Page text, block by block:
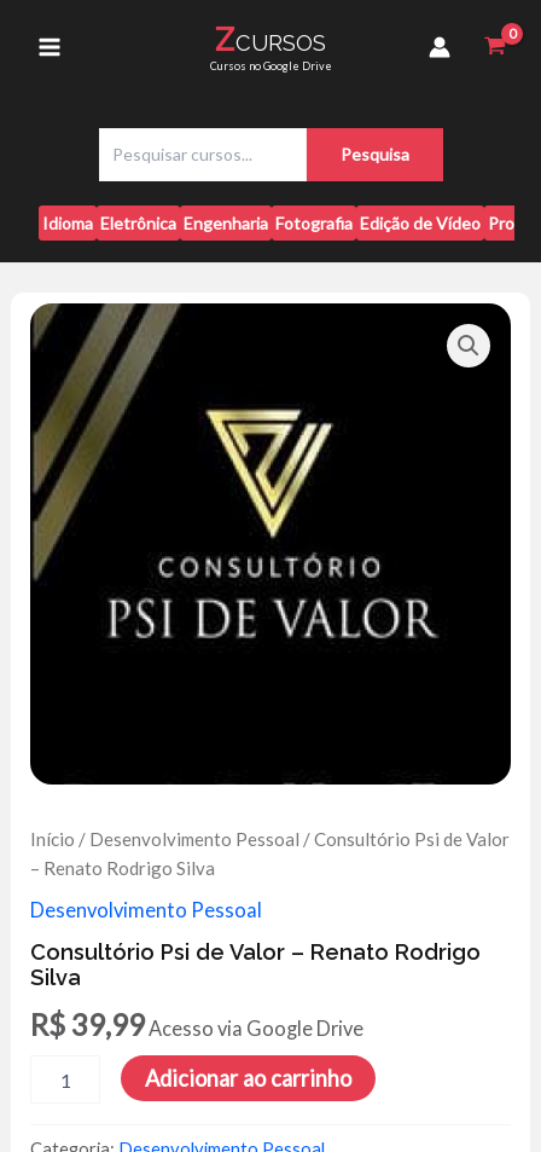
Menu
ZCURSOS
Cursos no Google Drive
s
q
u
i
a
Pesquisa
Idioma Eletrônica Engenharia Fotografia Edição de Vídeo
Início / Desenvolvimento Pessoal / Consultório Psi de Valor
– Renato Rodrigo Silva
Desenvolvimento Pessoal
Consultório Psi de Valor – Renato Rodrigo
Silva
R$ 39,99Acesso via Google Drive
Valor
Adicionar ao carrinho